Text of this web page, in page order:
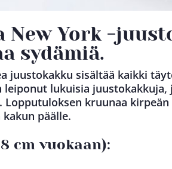
New York -
sydämiä.
juustokakku sisältää kaikki
leiponut lukuisia
Lopputuloksen kruunaa
päälle.
cm vuokaan):